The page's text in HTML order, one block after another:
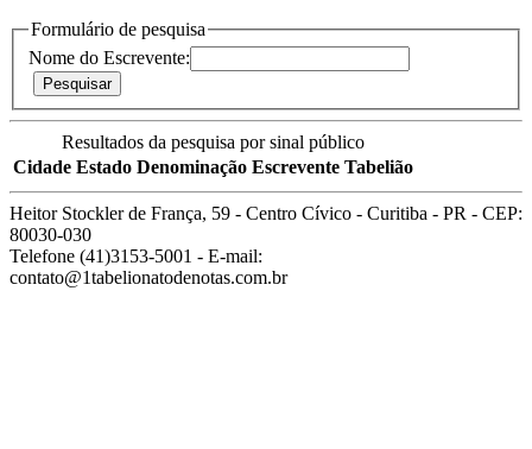
Formulário de pesquisa
Nome do Escrevente:
Resultados da pesquisa por sinal público
Cidade Estado Denominação Escrevente Tabelião
Heitor Stockler de França, 59 - Centro Cívico - Curitiba - PR - CEP:
80030-030
Telefone (41)3153-5001 - E-mail:
contato@1tabelionatodenotas.com.br